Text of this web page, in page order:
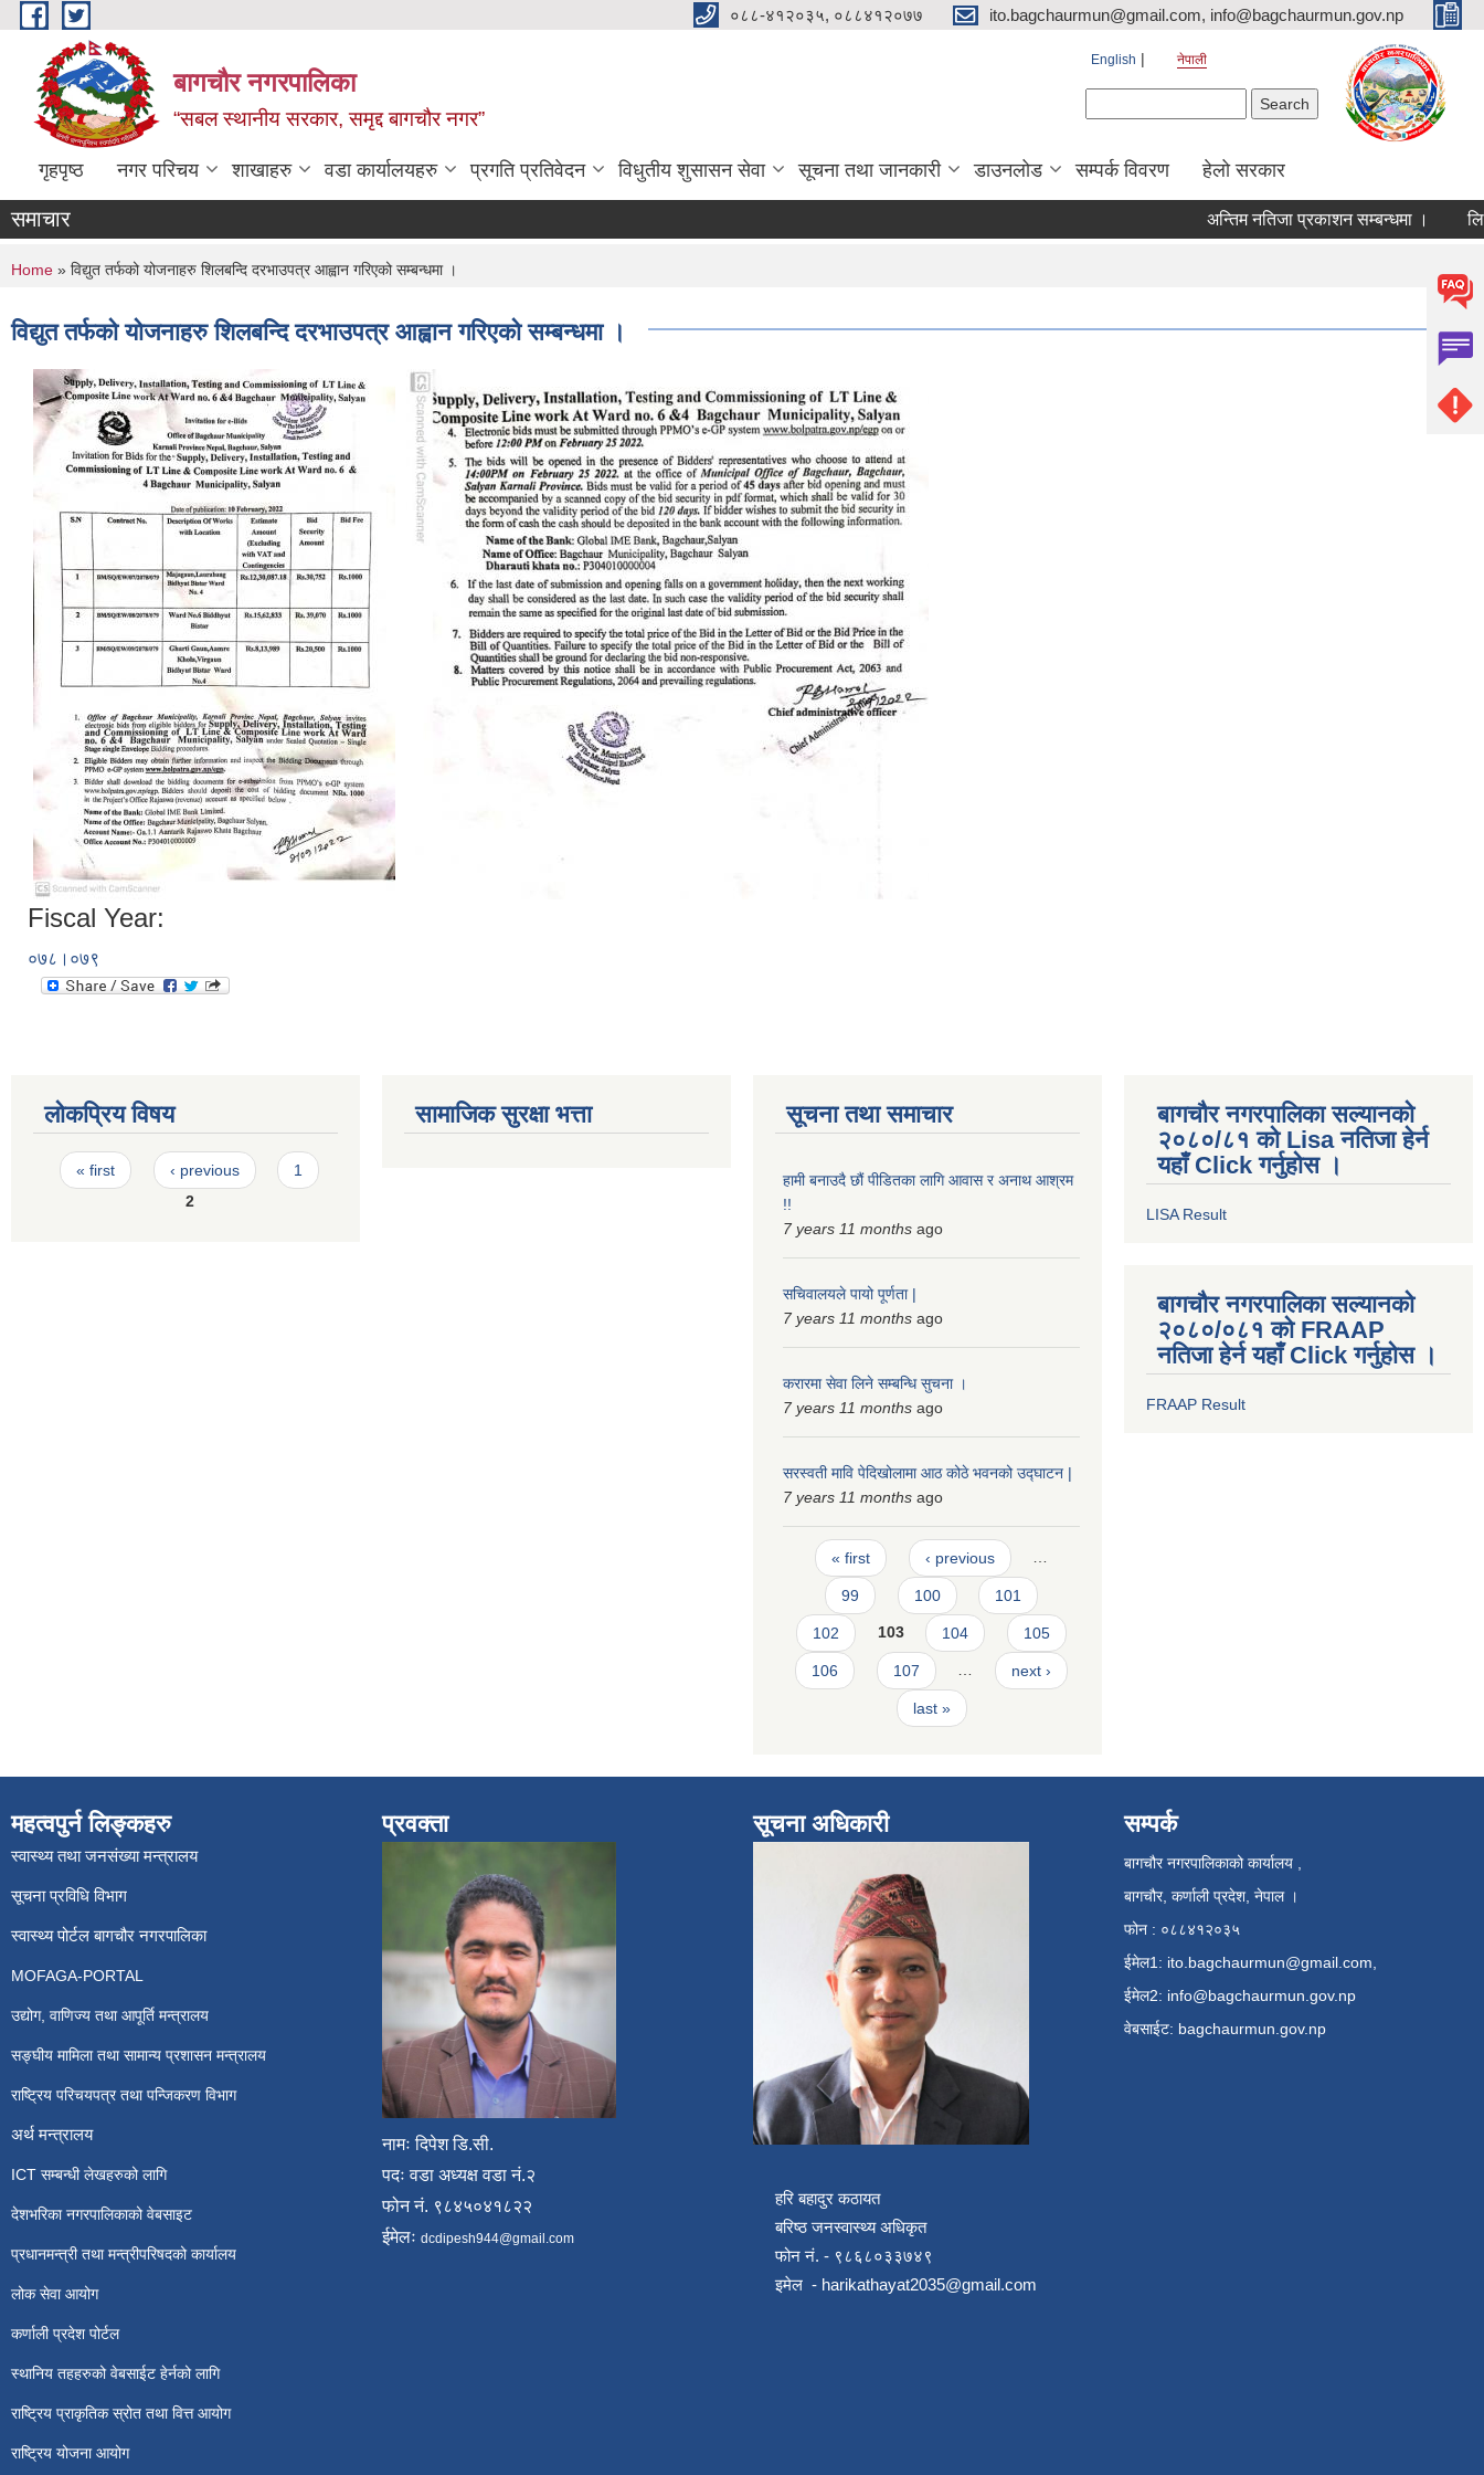
Skip to main content ०८८-४१२०३५, ०८८४१२०७७ ito.bagchaurmun@gmail.com, info@bagchaurmun.gov.np
बागचौर नगरपालिका
“सबल स्थानीय सरकार, समृद्द बागचौर नगर”
English नेपाली
गृहपृष्ठ नगर परिचय शाखाहरु वडा ‍कार्यालयहरु प्रगति प्रतिवेदन विधुतीय शुसासन सेवा सूचना तथा जानकारी डाउनलोड सम्पर्क विवरण हेलो सरकार
समाचार अन्तिम नतिजा प्रकाशन सम्बन्धमा ।
You are here
Home » विद्युत तर्फको योजनाहरु शिलबन्दि दरभाउपत्र आह्वान गरिएको सम्बन्धमा ।
विद्युत तर्फको योजनाहरु शिलबन्दि दरभाउपत्र आह्वान गरिएको सम्बन्धमा ।
Fiscal Year:
०७८।०७९
लोकप्रिय विषय
Pages
« first ‹ previous
1
2
सामाजिक सुरक्षा भत्ता सूचना तथा समाचार
हामी बनाउदै छौं पीडितका लागि आवास र अनाथ आश्रम
!!
7 years 11 months ago
सचिवालयले पायो पूर्णता |
7 years 11 months ago
करारमा सेवा लिने सम्बन्धि सुचना ।
7 years 11 months ago
सरस्वती मावि पेदिखोलामा आठ कोठे भवनको उद्घाटन |
7 years 11 months ago
Pages
« first ‹ previous …
99 100 101
102 103 104 105
106 107 … next ›
last »
बागचौर नगरपालिका सल्यानको
२०८०/८१ को Lisa नतिजा हेर्न
यहाँ Click गर्नुहोस ।
LISA Result
बागचौर नगरपालिका सल्यानको
२०८०/०८१ को FRAAP
नतिजा हेर्न यहाँ Click गर्नुहोस ।
FRAAP Result
महत्वपुर्न लिङ्कहरु
स्वास्थ्य तथा जनसंख्या मन्त्रालय
सूचना प्रविधि विभाग
स्वास्थ्य पोर्टल बागचौर नगरपालिका
MOFAGA-PORTAL
उद्योग, वाणिज्य तथा आपूर्ति मन्त्रालय
सङ्घीय मामिला तथा सामान्य प्रशासन मन्त्रालय
राष्ट्रिय परिचयपत्र तथा पन्जिकरण विभाग
अर्थ मन्त्रालय
ICT सम्बन्धी लेखहरुको लागि
देशभरिका नगरपालिकाको वेबसाइट
प्रधानमन्त्री तथा मन्त्रीपरिषदको कार्यालय
लोक सेवा आयोग
कर्णाली प्रदेश पोर्टल
स्थानिय तहहरुको वेबसाईट हेर्नको लागि
राष्ट्रिय प्राकृतिक स्रोत तथा वित्त आयोग
राष्ट्रिय योजना आयोग
प्रवक्ता
नामः दिपेश डि.सी.
पदः वडा अध्यक्ष वडा नं.२
फोन नं. ९८४५०४१८२२
ईमेलः dcdipesh944@gmail.com
सूचना अधिकारी
हरि बहादुर कठायत
बरिष्ठ जनस्वास्थ्य अधिकृत
फोन नं. - ९८६८०३३७४९
इमेल - harikathayat2035@gmail.com
सम्पर्क
बागचौर नगरपालिकाको कार्यालय ,
बागचौर, कर्णाली प्रदेश, नेपाल ।
फोन : ०८८४१२०३५
ईमेल1: ito.bagchaurmun@gmail.com
ईमेल2: info@bagchaurmun.gov.np
वे‍बसाईट: bagchaurmun.gov.np